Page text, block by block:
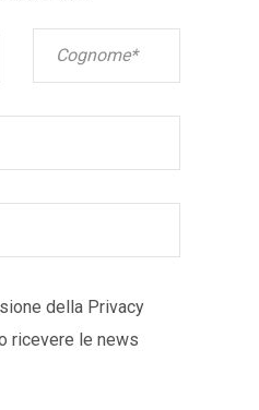
della Privacy
ricevere le news